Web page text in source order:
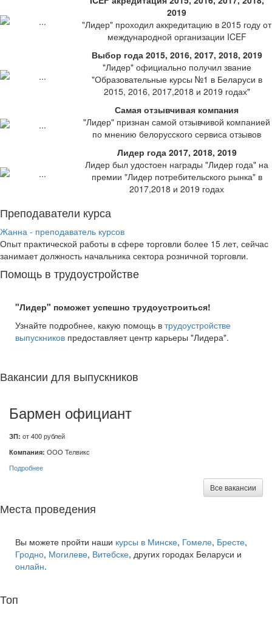
2019
"Лидер" проходил аккредитацию в 2015 году от
международной организации ICEF
Выбор года 2015, 2016, 2017, 2018, 2019
"Лидер" официально получил звание
"Образовательные курсы №1 в Беларуси в
2015, 2016, 2017,2018 и 2019 годах"
Самая отзывчивая компания
"Лидер" признан самой отзывчивой компанией
по мнению белорусского сервиса отзывов
Лидер года 2017, 2018, 2019
Лидер был удостоен награды "Лидер года" на
премии "Лидер потребительского рынка" в
2017,2018 и 2019 годах
Преподаватели курса
Жанна - преподаватель курсов
Опыт практической работы в сфере торговли более 15 лет, сейчас
занимает должность начальника сектора розничной торговли.
Помощь в трудоустройстве
"Лидер" поможет успешно трудоустроиться!
Узнайте подробнее, какую помощь в трудоустройстве
выпускников предоставляет центр карьеры "Лидера".
Вакансии для выпускников
Бармен официант
ЗП: от 400 рублей
Компания: ООО Телвикс
Подробнее
Все вакансии
Места проведения
Вы можете пройти наши курсы в Минске, Гомеле, Бресте,
Гродно, Могилеве, Витебске, других городах Беларуси и
онлайн.
Топ